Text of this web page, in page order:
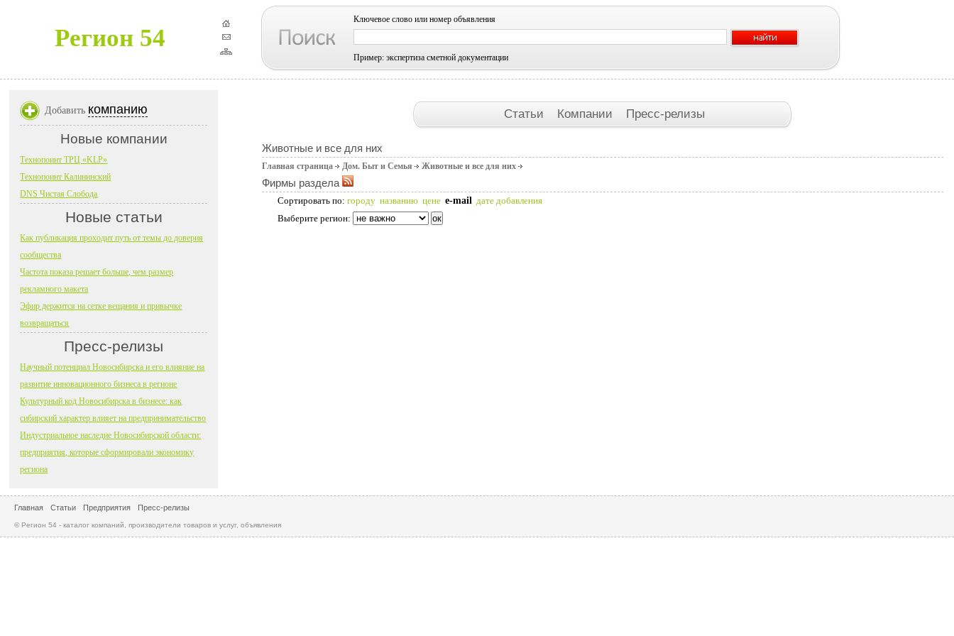
Регион 54
Ключевое слово или номер объявления
Пример: экспертиза сметной документации
Статьи Компании Пресс-релизы
Животные и все для них
Главная страница Дом. Быт и Семья Животные и все для них
Фирмы раздела
Сортировать по: городу названию цене e-mail дате добавления
Выберите регион:
Добавить компанию
Новые компании
Технопоинт ТРЦ «KLP»
Технопоинт Калининский
DNS Чистая Слобода
Новые статьи
Как публикация проходит путь от темы до доверия
сообщества
Частота показа решает больше, чем размер
рекламного макета
Эфир держится на сетке вещания и привычке
возвращаться
Пресс-релизы
Научный потенциал Новосибирска и его влияние на
развитие инновационного бизнеса в регионе
Культурный код Новосибирска в бизнесе: как
сибирский характер влияет на предпринимательство
Индустриальное наследие Новосибирской области:
предприятия, которые сформировали экономику
региона
Главная Статьи Предприятия Пресс-релизы
© Регион 54 - каталог компаний, производители товаров и услуг, объявления